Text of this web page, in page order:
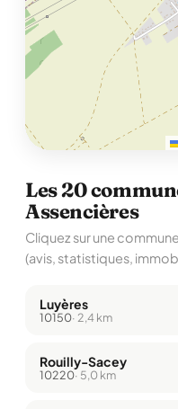
Les 20
Assencières
Cliquez sur une
(avis, statistiques,
Luyères
10150· 2,4 km
Rouilly-Sacey
10220· 5,0 km